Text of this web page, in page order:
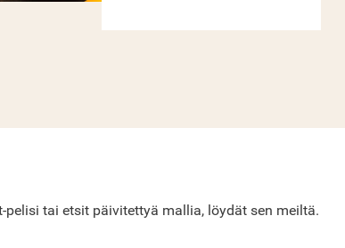
pelisi tai etsit päivitettyä mallia, löydät sen meiltä.